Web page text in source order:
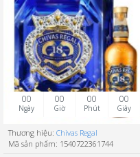
00
Ngày
00
Giờ
00
Phút
00
Giây
Thương hiệu: Chivas Regal
Mã sản phẩm: 1540722361744